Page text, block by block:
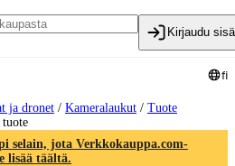
Kirjaudu
fi
ja dronet / Kameralaukut / Tuote
selain, jota Verkkokauppa.com-
lisää täältä.